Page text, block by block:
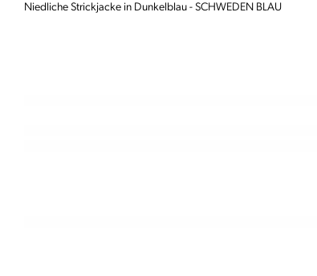
Niedliche Strickjacke in Dunkelblau - SCHWEDEN BLAU